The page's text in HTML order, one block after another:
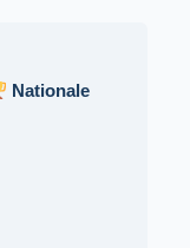
Nationale